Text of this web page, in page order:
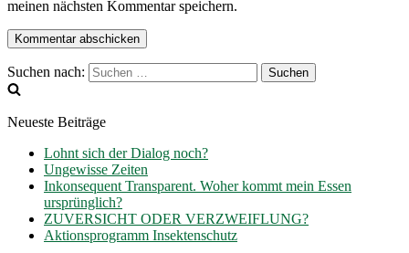
meinen nächsten Kommentar speichern.
Suchen nach:
Neueste Beiträge
Lohnt sich der Dialog noch?
Ungewisse Zeiten
Inkonsequent Transparent. Woher kommt mein Essen
ursprünglich?
ZUVERSICHT ODER VERZWEIFLUNG?
Aktionsprogramm Insektenschutz